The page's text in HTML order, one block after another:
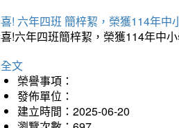
! 六年四班 簡梓絜，榮獲114年中
!六年四班簡梓絜，榮獲114年中
文
榮譽事項：
發佈單位：
建立時間：2025-06-20